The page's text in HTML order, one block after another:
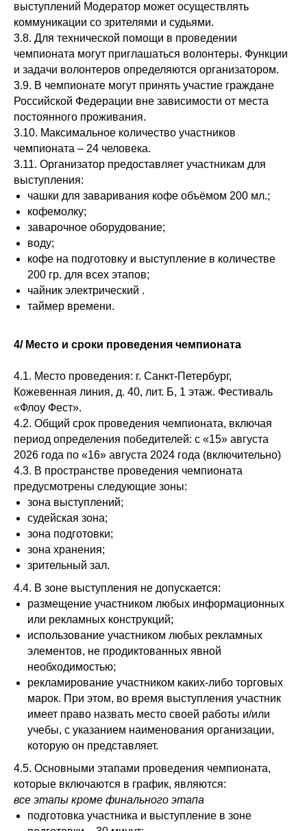
выступлений Модератор может осуществлять
коммуникации со зрителями и судьями.
3.8. Для технической помощи в проведении
чемпионата могут приглашаться волонтеры. Функции
и задачи волонтеров определяются организатором.
3.9. В чемпионате могут принять участие граждане
Российской Федерации вне зависимости от места
постоянного проживания.
3.10. Максимальное количество участников
чемпионата – 24 человека.
3.11. Организатор предоставляет участникам для
выступления:
чашки для заваривания кофе объёмом 200 мл.;
кофемолку;
заварочное оборудование;
воду;
кофе на подготовку и выступление в количестве
200 гр. для всех этапов;
чайник электрический .
таймер времени.
4/ Место и сроки проведения чемпионата
4.1. Место проведения: г. Санкт-Петербург,
Кожевенная линия, д. 40, лит. Б, 1 этаж. Фестиваль
«Флоу Фест».
4.2. Общий срок проведения чемпионата, включая
период определения победителей: с «15» августа
2026 года по «16» августа 2024 года (включительно)
4.3. В пространстве проведения чемпионата
предусмотрены следующие зоны:
зона выступлений;
судейская зона;
зона подготовки;
зона хранения;
зрительный зал.
4.4. В зоне выступления не допускается:
размещение участником любых информационных
или рекламных конструкций;
использование участником любых рекламных
элементов, не продиктованных явной
необходимостью;
рекламирование участником каких-либо торговых
марок. При этом, во время выступления участник
имеет право назвать место своей работы и/или
учебы, с указанием наименования организации,
которую он представляет.
4.5. Основными этапами проведения чемпионата,
которые включаются в график, являются:
все этапы кроме финального этапа
подготовка участника и выступление в зоне